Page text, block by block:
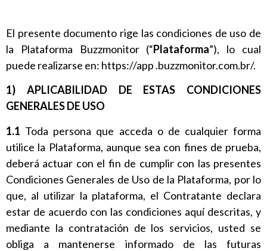
El presente documento rige las condiciones de uso de
la Plataforma Buzzmonitor (“Plataforma”), lo cual
puede realizarse en: https://app .buzzmonitor.com.br/.
1) APLICABILIDAD DE ESTAS CONDICIONES
GENERALES DE USO
1.1 Toda persona que acceda o de cualquier forma
utilice la Plataforma, aunque sea con fines de prueba,
deberá actuar con el fin de cumplir con las presentes
Condiciones Generales de Uso de la Plataforma, por lo
que, al utilizar la plataforma, el Contratante declara
estar de acuerdo con las condiciones aquí descritas, y
mediante la contratación de los servicios, usted se
obliga a mantenerse informado de las futuras